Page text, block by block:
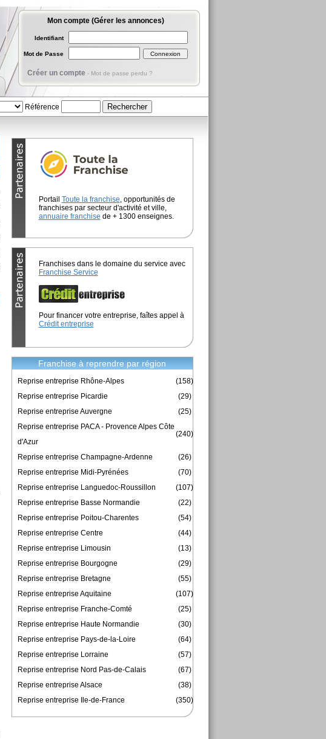
Mon compte (Gérer les annonces)
Identifiant
Mot de Passe
Créer un compte - Mot de passe perdu ?
Référence
Portail Toute la franchise, opportunités de
franchises par secteur d'activité et ville,
annuaire franchise de + 1300 enseignes.
Franchises dans le domaine du service avec
Franchise Service
Pour financer votre entreprise, faîtes appel à
Crédit entreprise
Franchise à reprendre par région
Reprise entreprise Rhône-Alpes
(158)
Reprise entreprise Picardie
(29)
Reprise entreprise Auvergne
(25)
Reprise entreprise PACA - Provence Alpes Côte
d'Azur
(240)
Reprise entreprise Champagne-Ardenne
(26)
Reprise entreprise Midi-Pyrénées
(70)
Reprise entreprise Languedoc-Roussillon
(107)
Reprise entreprise Basse Normandie
(22)
Reprise entreprise Poitou-Charentes
(54)
Reprise entreprise Centre
(44)
Reprise entreprise Limousin
(13)
Reprise entreprise Bourgogne
(29)
Reprise entreprise Bretagne
(55)
Reprise entreprise Aquitaine
(107)
Reprise entreprise Franche-Comté
(25)
Reprise entreprise Haute Normandie
(30)
Reprise entreprise Pays-de-la-Loire
(64)
Reprise entreprise Lorraine
(57)
Reprise entreprise Nord Pas-de-Calais
(67)
Reprise entreprise Alsace
(38)
Reprise entreprise Ile-de-France
(350)